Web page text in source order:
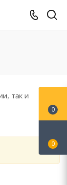
так и
0
0